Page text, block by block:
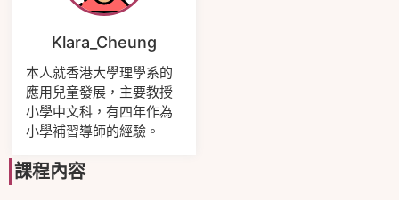
Klara_Cheung
本人就香港大學理學系的
應用兒童發展，主要教授
小學中文科，有四年作為
小學補習導師的經驗。
課程內容